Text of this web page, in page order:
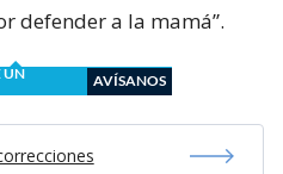
defender a la mamá”.
UN
AVÍSANOS